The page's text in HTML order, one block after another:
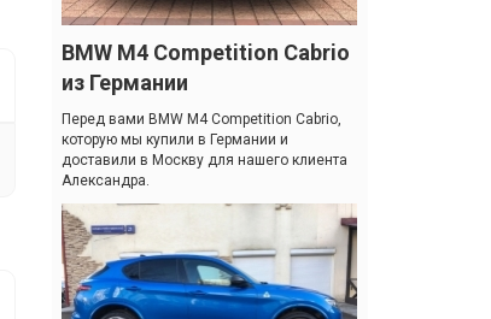
BMW M4 Competition Cabrio
из Германии
Перед вами BMW M4 Competition Cabrio,
которую мы купили в Германии и
доставили в Москву для нашего клиента
Александра.